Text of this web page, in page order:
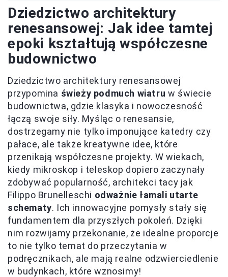
Dziedzictwo architektury
renesansowej: Jak idee tamtej
epoki kształtują współczesne
budownictwo
Dziedzictwo architektury renesansowej
przypomina świeży podmuch wiatru w świecie
budownictwa, gdzie klasyka i nowoczesność
łączą swoje siły. Myśląc o renesansie,
dostrzegamy nie tylko imponujące katedry czy
pałace, ale także kreatywne idee, które
przenikają współczesne projekty. W wiekach,
kiedy mikroskop i teleskop dopiero zaczynały
zdobywać popularność, architekci tacy jak
Filippo Brunelleschi odważnie łamali utarte
schematy. Ich innowacyjne pomysły stały się
fundamentem dla przyszłych pokoleń. Dzięki
nim rozwijamy przekonanie, że idealne proporcje
to nie tylko temat do przeczytania w
podręcznikach, ale mają realne odzwierciedlenie
w budynkach, które wznosimy!